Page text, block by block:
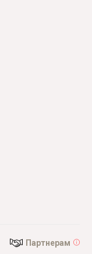
Партнерам